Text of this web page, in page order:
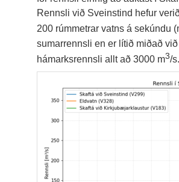
Rennsli við Sveinstind hefur
200 rúmmetrar vatns á sekúndu
sumarrennsli en er lítið miðað
hámarksrennsli allt að 3000 m3/s.